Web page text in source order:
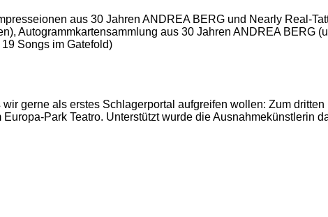
aus 30 Jahren ANDREA BERG und Nearly Real-
Autogrammkartensammlung aus 30 Jahren ANDREA BERG
Songs im Gatefold)
gerne als erstes Schlagerportal aufgreifen wollen: Zum
Park Teatro. Unterstützt wurde die Ausnahmekünstlerin